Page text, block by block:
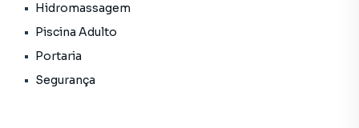
• Finalidade: Residencial
Empreendimento para Venda em região valorizada do
Hidromassagem
Piscina Adulto
Portaria
Segurança